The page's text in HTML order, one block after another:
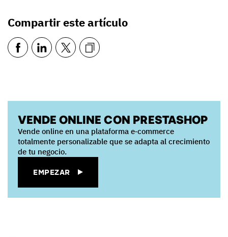
Compartir este artículo
VENDE ONLINE CON PRESTASHOP
Vende online en una plataforma e‑commerce
totalmente personalizable que se adapta al crecimiento
de tu negocio.
EMPEZAR